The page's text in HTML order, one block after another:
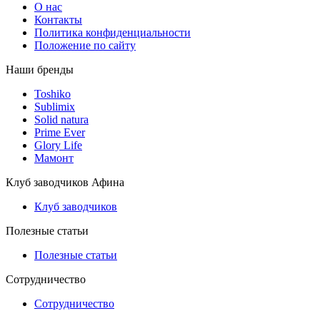
О нас
Контакты
Политика конфиденциальности
Положение по сайту
Наши бренды
Toshiko
Sublimix
Solid natura
Prime Ever
Glory Life
Мамонт
Клуб заводчиков Афина
Клуб заводчиков
Полезные статьи
Полезные статьи
Сотрудничество
Сотрудничество